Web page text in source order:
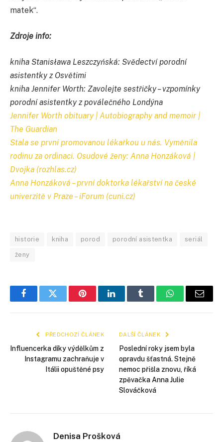
matek“.
Zdroje info:
kniha Stanisława Leszczyńská: Svědectví porodní
asistentky z Osvětimi
kniha Jennifer Worth: Zavolejte sestřičky – vzpomínky
porodní asistentky z poválečného Londýna
Jennifer Worth obituary | Autobiography and memoir |
The Guardian
Stala se první promovanou lékařkou u nás. Vyměnila
rodinu za ordinaci. Osudové ženy: Anna Honzáková |
Dvojka (rozhlas.cz)
Anna Honzáková – první doktorka lékařství na české
univerzitě v Praze – iForum (cuni.cz)
historie kniha porod porodní asistentka seriál
ženy
FacebookTwitter PinterestLinkedInTumblr WhatsApp
E-
PŘEDCHOZÍ ČLÁNEK
Influencerka díky výdělkům z
Instagramu zachraňuje v
Itálii opuštěné psy
DALŠÍ ČLÁNEK
Poslední roky jsem byla
opravdu šťastná. Stejně
nemoc přišla znovu, říká
zpěvačka Anna Julie
Slováčková
Denisa Prošková